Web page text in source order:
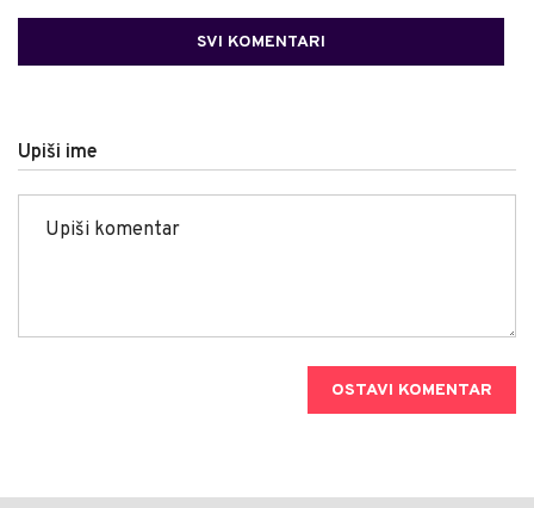
SVI KOMENTARI
Upiši ime
OSTAVI KOMENTAR